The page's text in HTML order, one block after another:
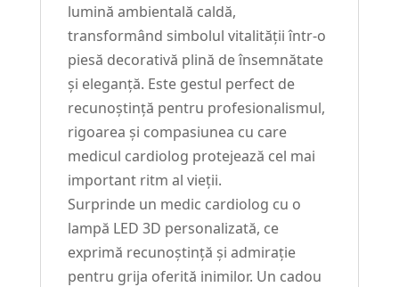
lumină ambientală caldă,
transformând simbolul vitalității într-o
piesă decorativă plină de însemnătate
și eleganță. Este gestul perfect de
recunoștință pentru profesionalismul,
rigoarea și compasiunea cu care
medicul cardiolog protejează cel mai
important ritm al vieții.
Surprinde un medic cardiolog cu o
lampă LED 3D personalizată, ce
exprimă recunoștință și admirație
pentru grija oferită inimilor. Un cadou